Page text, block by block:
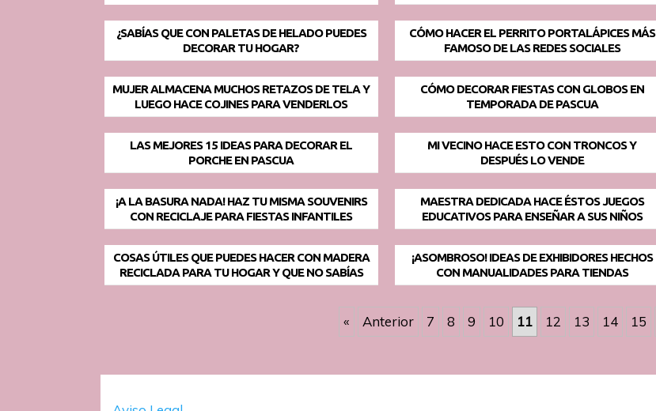
¿SABÍAS QUE CON PALETAS DE HELADO PUEDES
DECORAR TU HOGAR?
CÓMO HACER EL PERRITO PORTALÁPICES MÁS
FAMOSO DE LAS REDES SOCIALES
MUJER ALMACENA MUCHOS RETAZOS DE TELA Y
LUEGO HACE COJINES PARA VENDERLOS
CÓMO DECORAR FIESTAS CON GLOBOS EN
TEMPORADA DE PASCUA
LAS MEJORES 15 IDEAS PARA DECORAR EL
PORCHE EN PASCUA
MI VECINO HACE ESTO CON TRONCOS Y
DESPUÉS LO VENDE
¡A LA BASURA NADA! HAZ TU MISMA SOUVENIRS
CON RECICLAJE PARA FIESTAS INFANTILES
MAESTRA DEDICADA HACE ÉSTOS JUEGOS
EDUCATIVOS PARA ENSEÑAR A SUS NIÑOS
COSAS ÚTILES QUE PUEDES HACER CON MADERA
RECICLADA PARA TU HOGAR Y QUE NO SABÍAS
¡ASOMBROSO! IDEAS DE EXHIBIDORES HECHOS
CON MANUALIDADES PARA TIENDAS
« Anterior 7 8 9 10 11 12 13 14 15